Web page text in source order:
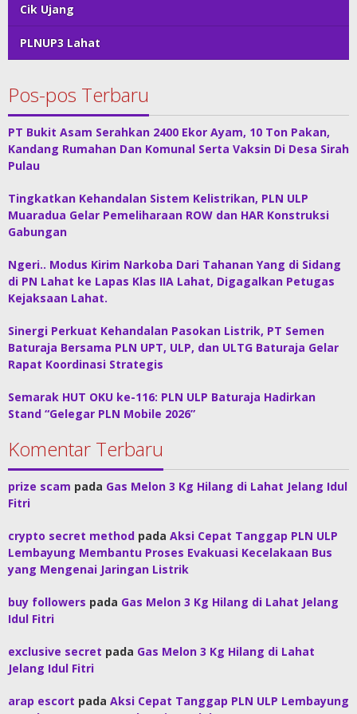
Cik Ujang
PLNUP3 Lahat
Pos-pos Terbaru
PT Bukit Asam Serahkan 2400 Ekor Ayam, 10 Ton Pakan,
Kandang Rumahan Dan Komunal Serta Vaksin Di Desa Sirah
Pulau
Tingkatkan Kehandalan Sistem Kelistrikan, PLN ULP
Muaradua Gelar Pemeliharaan ROW dan HAR Konstruksi
Gabungan
Ngeri.. Modus Kirim Narkoba Dari Tahanan Yang di Sidang
di PN Lahat ke Lapas Klas IIA Lahat, Digagalkan Petugas
Kejaksaan Lahat.
Sinergi Perkuat Kehandalan Pasokan Listrik, PT Semen
Baturaja Bersama PLN UPT, ULP, dan ULTG Baturaja Gelar
Rapat Koordinasi Strategis
Semarak HUT OKU ke-116: PLN ULP Baturaja Hadirkan
Stand “Gelegar PLN Mobile 2026”
Komentar Terbaru
prize scam pada Gas Melon 3 Kg Hilang di Lahat Jelang Idul
Fitri
crypto secret method pada Aksi Cepat Tanggap PLN ULP
Lembayung Membantu Proses Evakuasi Kecelakaan Bus
yang Mengenai Jaringan Listrik
buy followers pada Gas Melon 3 Kg Hilang di Lahat Jelang
Idul Fitri
exclusive secret pada Gas Melon 3 Kg Hilang di Lahat
Jelang Idul Fitri
arap escort pada Aksi Cepat Tanggap PLN ULP Lembayung